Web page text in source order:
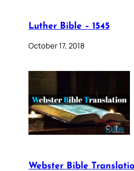
Luther Bible – 1545
October 17, 2018
Webster Bible